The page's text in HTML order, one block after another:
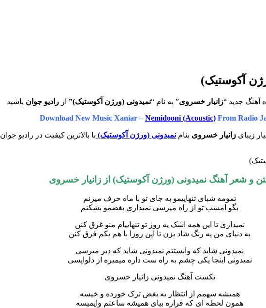
آکوستیک)
آهنگ جدید “زانیار خسروی” به نام “نمیدونی (ورژن آکوستیک)” ازرادیو جوان باشید
Download New Music Xaniar – Nemidooni (Acoustic) From Radio
زیبای زانیار خسروی بنام نمیدونی (ورژن آکوستیک) با بالاترین کیفیت در رادیو جوان
و شعر آهنگ نمیدونی (ورژن آکوستیک) از زانیار خسروی
تمومه شبای تنهاییمو به جای تو با ماه حرف میزنم
بگو امشب تو از راه میرسی نمیذاری بغضمو بشکنم
نمیذاری تا این همه اشک یه روز تو تنهاییام منو غرق کنن
به دنیای من یه رنگ شاد بزن تا این روزا با هم یکم فرق کنن
نمیدونی شاید که وابستتم نمیدونی شاید که دیر میرسی
نمیدونی اینجا یکی چشم به راه ست داره میمیره از دلواپسی
تکست آهنگ نمیدونی زانیار خسروی
همیشه سهمم از انتظار یه بغض ترک خورده و خیسه
همون لحظه ای که قراره بیای همیشه ساعتم وایمیسه